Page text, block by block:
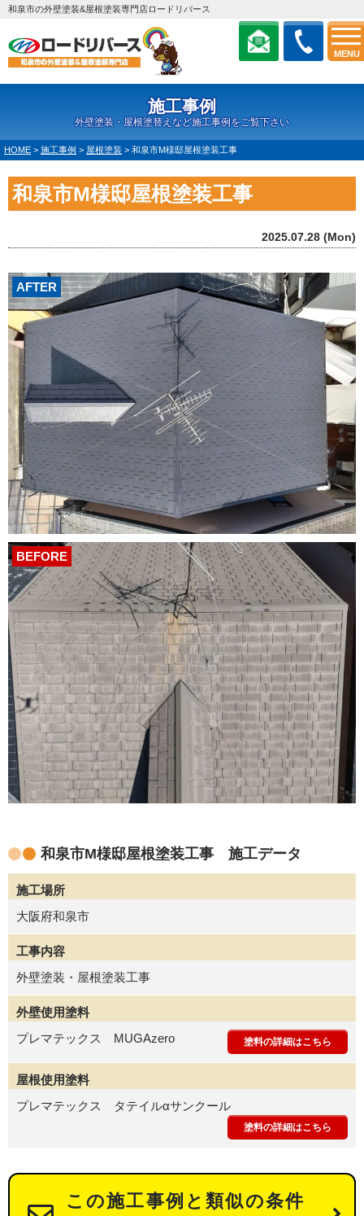
MENU
和泉市の外壁塗装&屋根塗装専門店ロードリバース
施工事例
外壁塗装・屋根塗替えなど施工事例をご覧下さい
HOME > 施工事例 > 屋根塗装 > 和泉市M様邸屋根塗装工事
和泉市M様邸屋根塗装工事
2025.07.28 (Mon)
AFTER
BEFORE
和泉市M様邸屋根塗装工事 施工データ
施工場所
大阪府和泉市
工事内容
外壁塗装・屋根塗装工事
外壁使用塗料
プレマテックス MUGAzero
塗料の詳細はこちら
屋根使用塗料
プレマテックス タテイルαサンクール
塗料の詳細はこちら
この施工事例と類似の条件